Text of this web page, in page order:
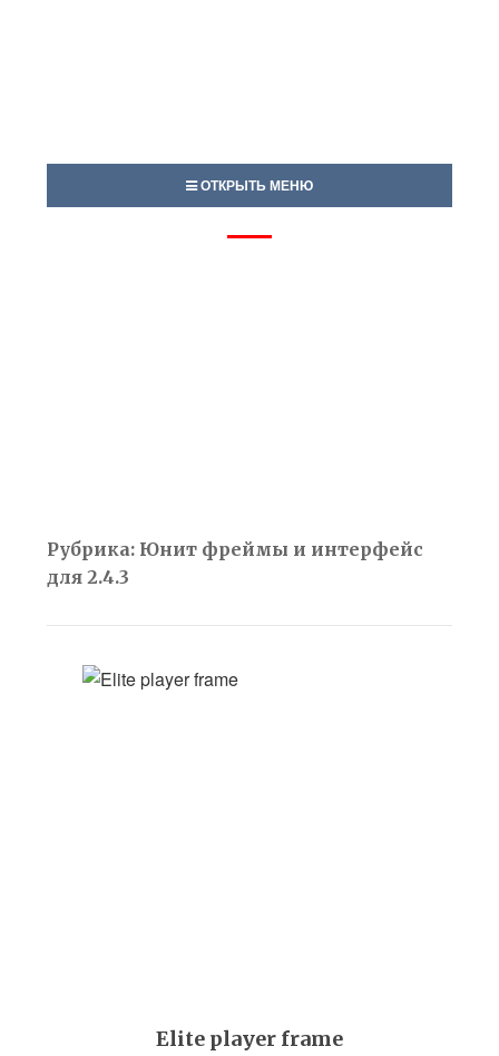
ОТКРЫТЬ МЕНЮ
Рубрика: Юнит фреймы и интерфейс
для 2.4.3
Elite player frame